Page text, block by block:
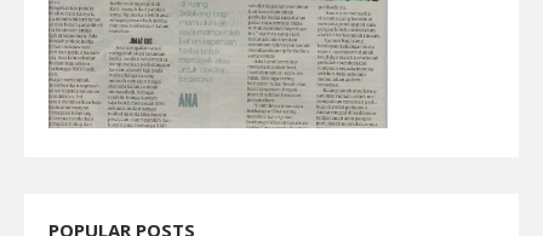
POPULAR POSTS